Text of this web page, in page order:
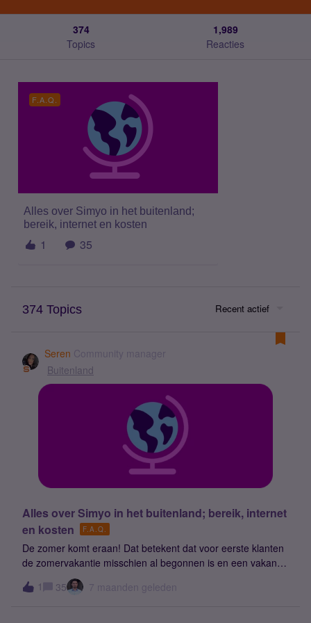
374
Topics
1,989
Reacties
F.A.Q.
Alles over Simyo in het buitenland;
bereik, internet en kosten
1 35
374 Topics Recent actief
Seren Community manager
Buitenland
Alles over Simyo in het buitenland; bereik, internet
en kosten
F.A.Q.
De zomer komt eraan! Dat betekent dat voor eerste klanten
de zomervakantie misschien al begonnen is en een vakantie
gepland staat 🌞.Wij zien op het forum steeds vaker
voorkomen dat klanten geen verbinding kunnen leggen met
1 35 7 maanden geleden